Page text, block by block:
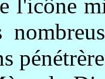
l'icône